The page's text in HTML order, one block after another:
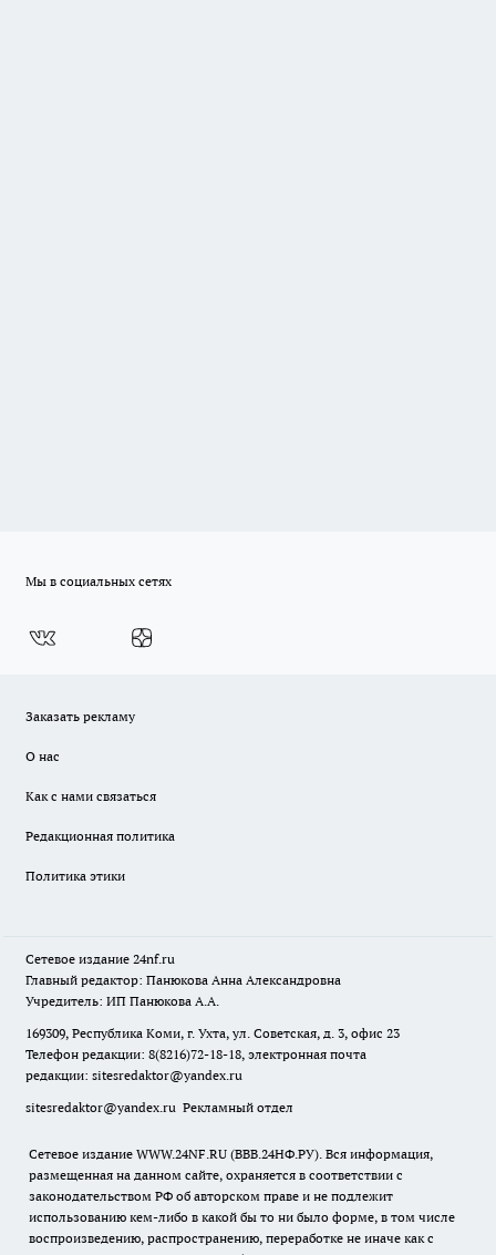
Мы в социальных сетях
Заказать рекламу
О нас
Как с нами связаться
Редакционная политика
Политика этики
Сетевое издание 24nf.ru
Главный редактор: Панюкова Анна Александровна
Учредитель: ИП Панюкова А.А.
169309, Республика Коми, г. Ухта, ул. Советская, д. 3, офис 23
Телефон редакции: 8(8216)72-18-18, электронная почта
редакции: sitesredaktor@yandex.ru
sitesredaktor@yandex.ru Рекламный отдел
Сетевое издание WWW.24NF.RU (ВВВ.24НФ.РУ). Вся информация,
размещенная на данном сайте, охраняется в соответствии с
законодательством РФ об авторском праве и не подлежит
использованию кем-либо в какой бы то ни было форме, в том числе
воспроизведению, распространению, переработке не иначе как с